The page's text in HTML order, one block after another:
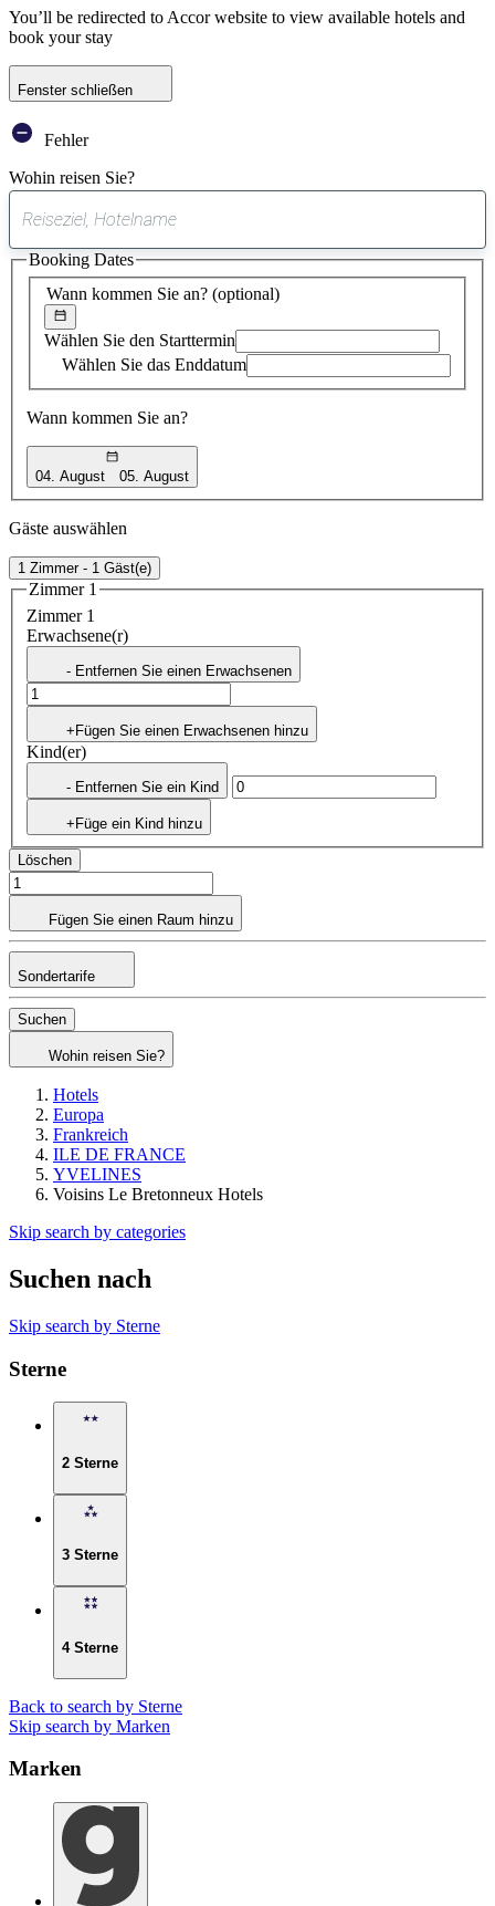
You’ll be redirected to Accor website to view available hotels and
book your stay
Fenster schließen
Fehler
Wohin reisen Sie?
gefundener
Vorschlag
Wann kommen Sie an? (optional)
Wählen Sie den Starttermin
Wählen Sie das Enddatum
Wann kommen Sie an?
04. August 05. August
Booking Dates
Gäste auswählen
1 Zimmer - 1 Gäst(e)
Zimmer 1
Zimmer 1
Erwachsene(r)
- Entfernen Sie einen Erwachsenen
+Fügen Sie einen Erwachsenen hinzu
Kind(er)
- Entfernen Sie ein Kind
+Füge ein Kind hinzu
Löschen
Fügen Sie einen Raum hinzu
Sondertarife
Suchen
Wohin reisen Sie?
Hotels
Europa
Frankreich
ILE DE FRANCE
YVELINES
Voisins Le Bretonneux Hotels
Skip search by categories
Suchen nach
Skip search by Sterne
Sterne
2 Sterne
3 Sterne
4 Sterne
Back to search by Sterne
Skip search by Marken
Marken